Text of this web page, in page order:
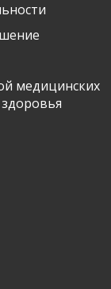
медицинских